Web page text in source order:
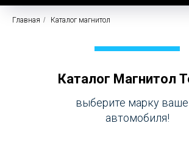
Главная / Каталог магнитол
Каталог Магнитол
выберите марку
автомобиля!